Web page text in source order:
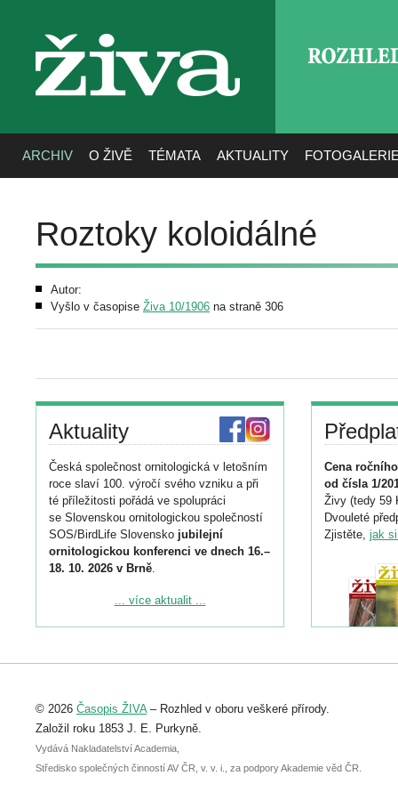
živa
ARCHIV O ŽIVĚ TÉMATA AKTUALITY
Roztoky koloidálné
Autor:
Vyšlo v časopise Živa 10/1906 na straně 306
Aktuality
Česká společnost ornitologická v letošním
roce slaví 100. výročí svého vzniku a při
té příležitosti pořádá ve spolupráci
se Slovenskou ornitologickou společností
SOS/BirdLife Slovensko jubilejní
ornitologickou konferenci ve dnech 16.–
18. 10. 2026 v Brně.
Podrobnější informace ke konferenci
Registrovat se můžete do 6. září.
abstraktu přihlášené přednášky nebo
posteru je už 30. června.
... více aktualit ...
Cena
od čísla 1/
Živy (tedy 59
Dvouleté
Zjistěte, jak
© 2026 Časopis ŽIVA– Rozhled v oboru veškeré přírody.
Založil roku 1853 J. E. Purkyně.
Vydává Nakladatelství Academia,
Středisko společných činností AV ČR, v. v. i., za podpory Akademie věd ČR.